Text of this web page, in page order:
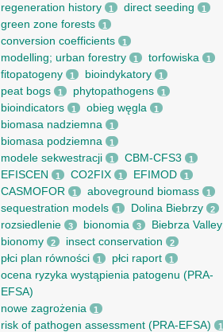
regeneration history 1 direct seeding 1
green zone forests 1
conversion coefficients 1
modelling; urban forestry 1 torfowiska 1
fitopatogeny 1 bioindykatory 1
peat bogs 1 phytopathogens 1
bioindicators 1 obieg węgla 1
biomasa nadziemna 1
biomasa podziemna 1
modele sekwestracji 1 CBM-CFS3 1
EFISCEN 1 CO2FIX 1 EFIMOD 1
CASMOFOR 1 aboveground biomass 1
sequestration models 1 Dolina Biebrzy 2
rozsiedlenie 3 bionomia 3 Biebrza Valley
bionomy 2 insect conservation 2
płci plan równości 1 płci raport 1
ocena ryzyka wystąpienia patogenu (PRA-
EFSA)
nowe zagrożenia 1
risk of pathogen assessment (PRA-EFSA) 1